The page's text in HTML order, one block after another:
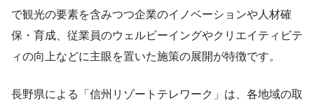
で観光の要素を含みつつ企業のイノベーションや人材確
保・育成、従業員のウェルビーイングやクリエイティビテ
ィの向上などに主眼を置いた施策の展開が特徴です。
長野県による「信州リゾートテレワーク」は、各地域の取